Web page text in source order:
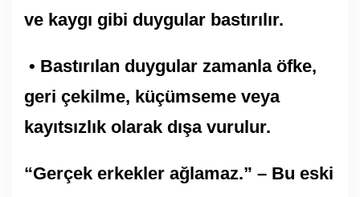
ve kaygı gibi duygular bastırılır.
• Bastırılan duygular zamanla öfke,
geri çekilme, küçümseme veya
kayıtsızlık olarak dışa vurulur.
“Gerçek erkekler ağlamaz.” – Bu eski